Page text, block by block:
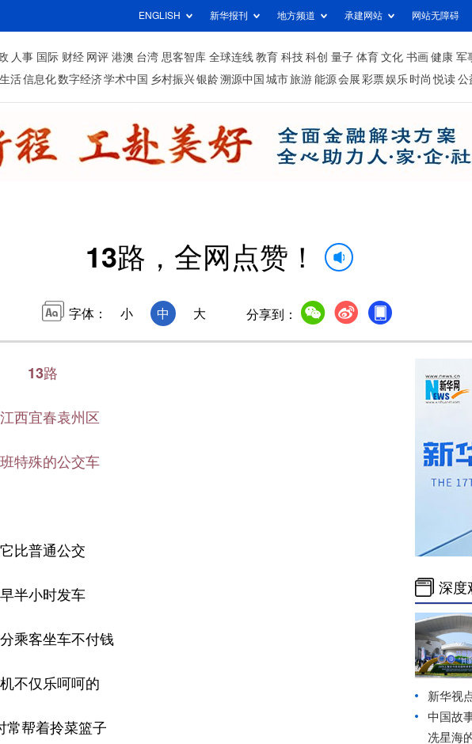
ENGLISH 新华报刊 地方频道 承建网站 网站无障碍
人事 国际 财经 网评 港澳 台湾 思客智库 全球连线 教育 科技 科创 量子 体育 文化 书画 健康 军
活信息化数字经济学术中国 乡村振兴银龄溯源中国 城市旅游 能源 会展 彩票娱乐 时尚 悦读 公
13路，全网点赞！
字体： 小 中 大 分享到：
13路
西宜春袁州区
特殊的公交车
它比普通公交
早半小时发车
乘客坐车不付钱
不仅乐呵呵的
常帮着拎菜篮子
深度
新华视
中国故
冼星海